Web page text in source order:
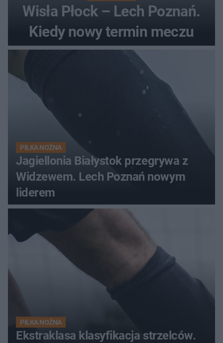
Wisła Płock – Lech Poznań.
Kiedy nowy termin meczu
PIŁKA NOŻNA
Jagiellonia Białystok przegrywa z
Widzewem. Lech Poznań nowym
liderem
PIŁKA NOŻNA
Ekstraklasa klasyfikacja strzelców.